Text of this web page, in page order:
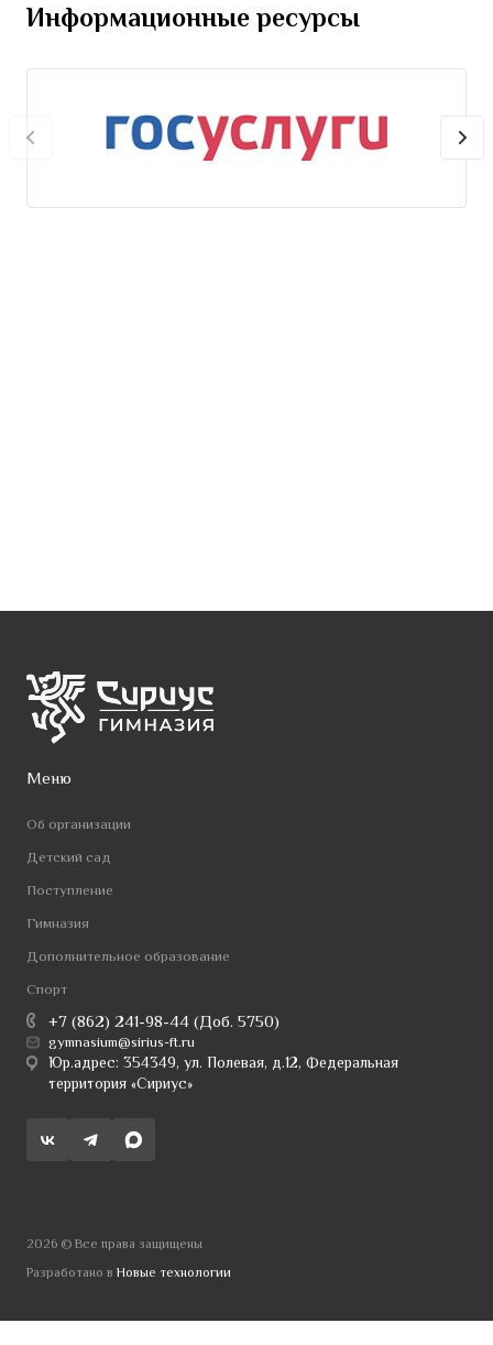
Информационные ресурсы
Меню
Об организации
Детский сад
Поступление
Гимназия
Дополнительное образование
Спорт
+7 (862) 241-98-44 (Доб. 5750)
gymnasium@sirius-ft.ru
Юр.адрес: 354349, ул. Полевая, д.12, Федеральная
территория «Сириус»
2026 © Все права защищены
Разработано в Новые технологии